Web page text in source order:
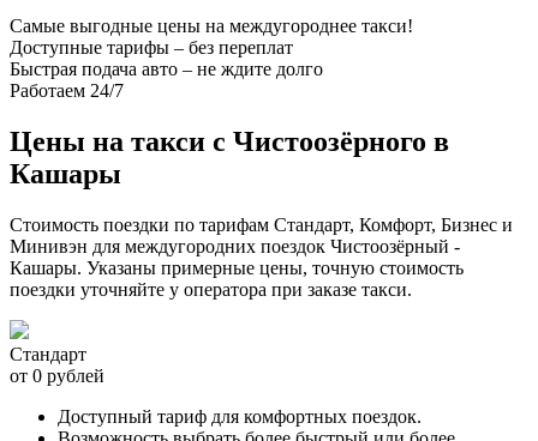
Самые выгодные цены на междугороднее такси!
Доступные тарифы – без переплат
Быстрая подача авто – не ждите долго
Работаем 24/7
Цены на такси с Чистоозёрного в
Кашары
Стоимость поездки по тарифам Стандарт, Комфорт, Бизнес и
Минивэн для междугородних поездок Чистоозёрный -
Кашары. Указаны примерные цены, точную стоимость
поездки уточняйте у оператора при заказе такси.
Стандарт
от 0 рублей
Доступный тариф для комфортных поездок.